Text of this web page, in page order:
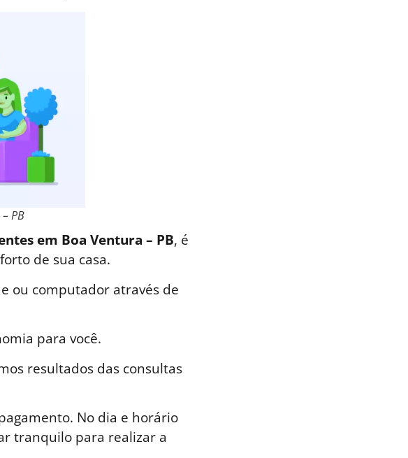
PB
em Boa Ventura – PB, é
de sua casa.
ou computador através de
para você.
resultados das consultas
No dia e horário
tranquilo para realizar a